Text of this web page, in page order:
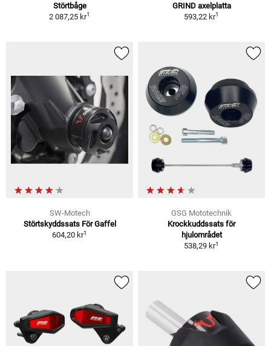
Störtbåge
2 087,25 kr1
GRIND axelplatta
593,22 kr1
SW-Motech
Störtskyddssats För Gaffel
604,20 kr1
GSG Mototechnik
Krockkuddssats för
hjulområdet
538,29 kr1